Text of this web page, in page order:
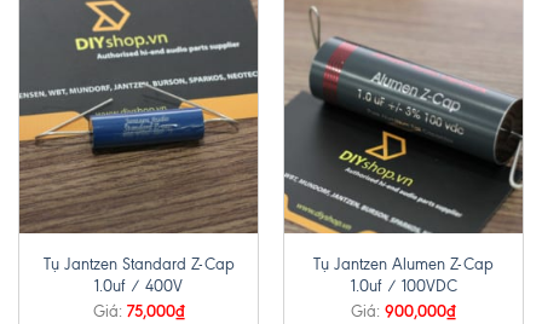
Tụ Jantzen Standard Z-Cap
1.0uf / 400V
Giá: 75,000₫
Tụ Jantzen Alumen Z-Cap
1.0uf / 100VDC
Giá: 900,000₫